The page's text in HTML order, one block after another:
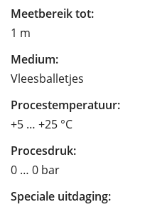
Meetbereik tot:
1 m
Medium:
Vleesballetjes
Procestemperatuur:
+5 … +25 °C
Procesdruk:
0 … 0 bar
Speciale uitdaging: